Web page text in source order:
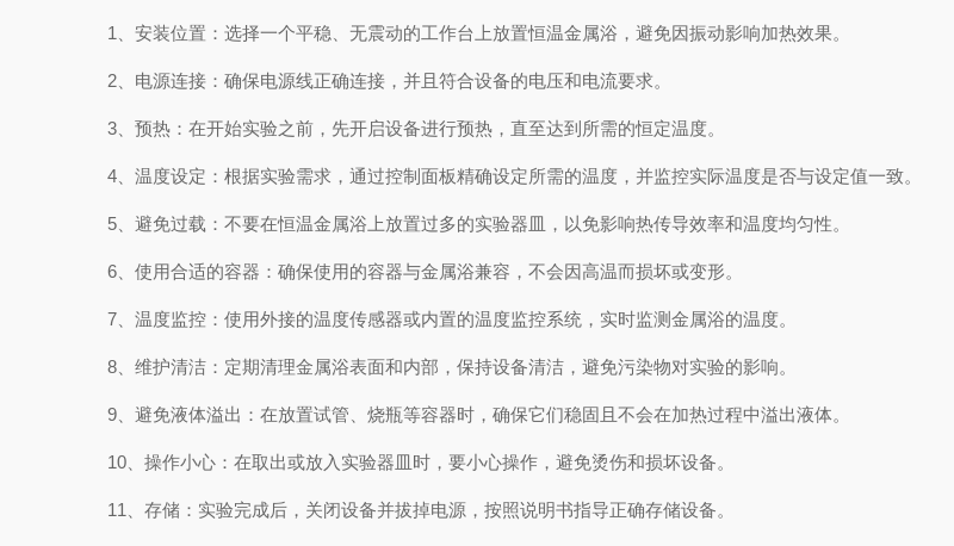
1、安装位置：选择一个平稳、无震动的工作台上放置恒温金属浴，避免因振动影响加热效果。
2、电源连接：确保电源线正确连接，并且符合设备的电压和电流要求。
3、预热：在开始实验之前，先开启设备进行预热，直至达到所需的恒定温度。
4、温度设定：根据实验需求，通过控制面板精确设定所需的温度，并监控实际温度是否与设定值一致。
5、避免过载：不要在恒温金属浴上放置过多的实验器皿，以免影响热传导效率和温度均匀性。
6、使用合适的容器：确保使用的容器与金属浴兼容，不会因高温而损坏或变形。
7、温度监控：使用外接的温度传感器或内置的温度监控系统，实时监测金属浴的温度。
8、维护清洁：定期清理金属浴表面和内部，保持设备清洁，避免污染物对实验的影响。
9、避免液体溢出：在放置试管、烧瓶等容器时，确保它们稳固且不会在加热过程中溢出液体。
10、操作小心：在取出或放入实验器皿时，要小心操作，避免烫伤和损坏设备。
11、存储：实验完成后，关闭设备并拔掉电源，按照说明书指导正确存储设备。